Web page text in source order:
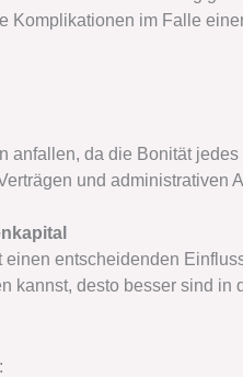
Komplikationen im Falle
anfallen, da die Bonität
und administrativen
entscheidenden
kannst, desto besser sind
: